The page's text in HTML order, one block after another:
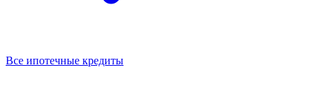
Все ипотечные кредиты